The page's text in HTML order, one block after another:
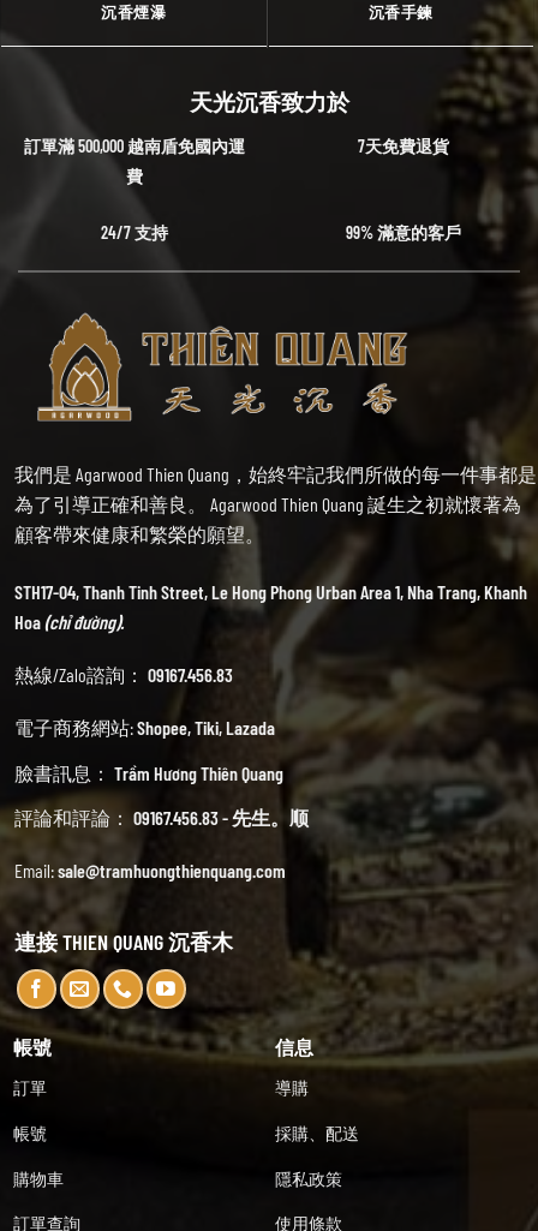
沉香煙瀑 沉香手鍊
天光沉香致力於
訂單滿 500,000 越南盾免國內運
費
7天免費退貨
24/7 支持 99% 滿意的客戶
我們是 Agarwood Thien Quang，始終牢記我們所做的每一件事都是
為了引導正確和善良。 Agarwood Thien Quang 誕生之初就懷著為
顧客帶來健康和繁榮的願望。
STH17-04, Thanh Tinh Street, Le Hong Phong Urban Area 1, Nha Trang, Khanh
Hoa(chỉ đường).
熱線/Zalo諮詢： 09167.456.83
電子商務網站:Shopee,Tiki,Lazada
臉書訊息： Trầm Hương Thiên Quang
評論和評論： 09167.456.83 - 先生。顺
Email:sale@tramhuongthienquang.com
連接 THIEN QUANG 沉香木
帳號
訂單
帳號
購物車
訂單查詢
信息
導購
採購、配送
隱私政策
使用條款